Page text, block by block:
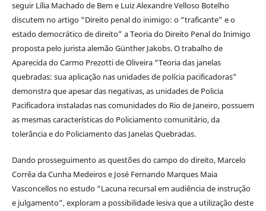
seguir Lília Machado de Bem e Luiz Alexandre Velloso Botelho
discutem no artigo “Direito penal do inimigo: o “traficante” e o
estado democrático de direito” a Teoria do Direito Penal do Inimigo
proposta pelo jurista alemão Günther Jakobs. O trabalho de
Aparecida do Carmo Prezotti de Oliveira “Teoria das janelas
quebradas: sua aplicação nas unidades de polícia pacificadoras”
demonstra que apesar das negativas, as unidades de Policia
Pacificadora instaladas nas comunidades do Rio de Janeiro, possuem
as mesmas características do Policiamento comunitário, da
tolerância e do Policiamento das Janelas Quebradas.
Dando prosseguimento as questões do campo do direito, Marcelo
Corrêa da Cunha Medeiros e José Fernando Marques Maia
Vasconcellos no estudo “Lacuna recursal em audiência de instrução
e julgamento”, exploram a possibilidade lesiva que a utilização deste